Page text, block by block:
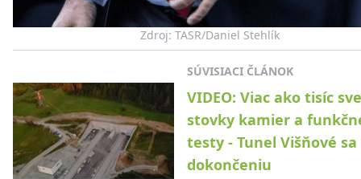
Zdroj: TASR/Daniel Stehlík
SÚVISIACI ČLÁNOK
VIDEO: Viac ako tisíc
stovky kamier a
testy - Tunel Višňové
dokončeniu